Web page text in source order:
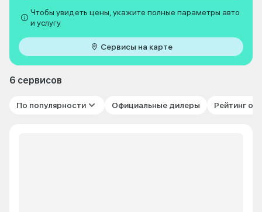
Чтобы увидеть цены, укажите полные параметры авто
и услугу
Сервисы на карте
6 сервисов
По популярности Официальные дилеры Рейтинг